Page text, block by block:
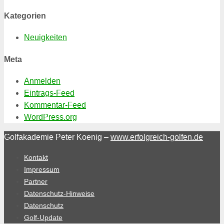
Kategorien
Neuigkeiten
Meta
Anmelden
Eintrags-Feed
Kommentar-Feed
WordPress.org
Golfakademie Peter Koenig – www.erfolgreich-golfen.de
Kontakt
Impressum
Partner
Datenschutz-Hinweise
Datenschutz
Golf-Update